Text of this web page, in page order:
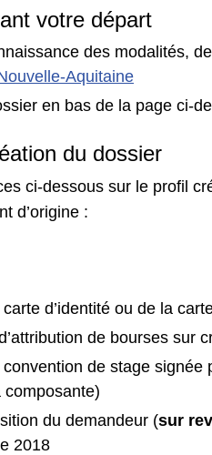
votre départ
des modalités,
Aquitaine
en bas de la page ci-
du dossier
ci-dessous sur le profil
d’origine :
d’identité ou de la
de bourses sur
de stage signée
du demandeur (sur
2018